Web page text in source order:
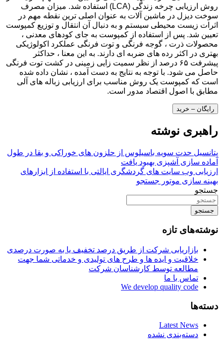
روش ارزیابی چرخه زندگی (LCA) استفاده شد. میزان مصرف
سوخت دیزل در ماشین آلات به عنوان اصلی ترین نقطه مهم در
اثرات زیست محیطی سیستم و به دنبال آن انتقال و توزیع کمپوست
تعیین شد. پس از استفاده از کمپوست به جای کودهای معدنی ،
محصولات ذرت ، گوجه فرنگی و توت فرنگی عملکرد اکولوژیکی
بهتری در اکثر رده های ضربه ای دارند. به این معنا ، حداکثر
پیشرفت ۶۵ درصد از نظر سمیت زایی زمینی در کشت توت فرنگی
حاصل می شود. با توجه به نتایج به دست آمده ، نشان داده شده
است که کمپوست یک روش مناسب برای ارزیابی زباله های آلی
مطابق با اصول اقتصاد مدور است.
رایگان – خرید
راهبری نوشته
پتانسیل حدت سویه باسیلوس از حلزون های خوراکی و بقا در طول
آماده سازی آشپزی بهبود یافت
ارزیابی وب سایت های گردشگری ایالتی با استفاده از ابزارهای
بهینه سازی موتور جستجو
جستجو
جستجو
نوشته‌های تازه
بازاریابی شرکت از طریق درصد تخفیف یا به صورت درصدی
خلاقیت و ایده ها و طرح های تولیدی و خدماتی شما جهت
مطالعه توسط کارشناسان شرکت
تماس با ما
We develop quality code
دسته‌ها
Latest News
دسته‌بندی نشده